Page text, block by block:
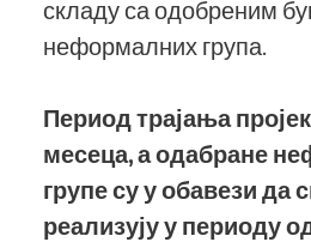
складу са одобреним
неформалних група.
Период трајања
месеца, а одабране
групе су у обавези да
реализују у периоду